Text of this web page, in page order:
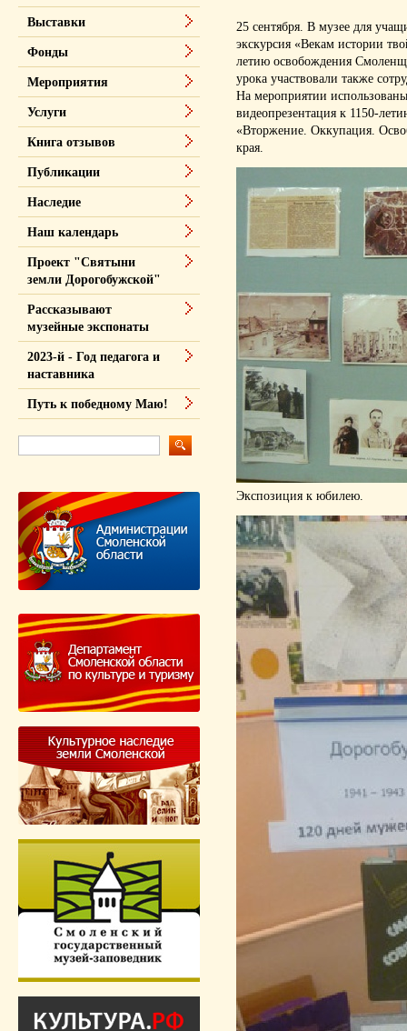
25 сентября. В музее для
экскурсия «Векам истории
летию освобождения
урока участвовали также
На мероприятии
видеопрезентация к 1150-
«Вторжение. Оккупация.
края.
Экспозиция к юбилею.
Выставки
Фонды
Мероприятия
Услуги
Книга отзывов
Публикации
Наследие
Наш календарь
Проект "Святыни
земли Дорогобужской"
Рассказывают
музейные экспонаты
2023-й - Год педагога и
наставника
Путь к победному Маю!